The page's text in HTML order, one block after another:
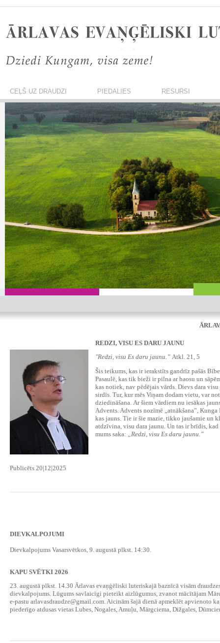
CEĻŠ UZ DRAUDZI PIEDALIES RESURSI
REDZI, VISU ES DARU JAUNU
"Redzi, visu Es daru jaunu.” Atkl. 21, 5
Šis teikums, kas ir ierakstīts gandrīz pašās
Pasaulē, kas tik bieži ir pilna ar haosu un
kas notiek, nav pēdējais vārds. Dievs dara
sirdīs. Tur, kur mēs Viņam dodam vietu, var
dziedināšana. Ar šiem vārdiem nu iesākas
Advents. Advents nozīmē „atnākšana”,
kas jauns. Tie ir šie mazie, tikko jaušamie un
atdzīvina, visu dara jaunu. Un tas ir brīdis,
mums saka: „Redzi, visu Es daru jaunu.”
Publicēts 20|12|2025
DIEVKALPOJUMI
Dievkalpojums Vasarsvētkos, 9. augustā plkst. 14:30.
KAPU SVĒTKI 2026
23. augustā plkst. 14.30 Ārlavas evaņģēliski luteriskajā baznīcā visām
dievkalpojums. Lūgums savlaicīgi pieteikt aizlūgumus, zvanot mācītājam
e-pastu arlavasdraudze@gmail.com. Aicinām šajā dienā apmeklēt apvienoto
piederīgo atdusas vietas Lubes, Nogales, Amuļu, Mārgciema, Dižgales,